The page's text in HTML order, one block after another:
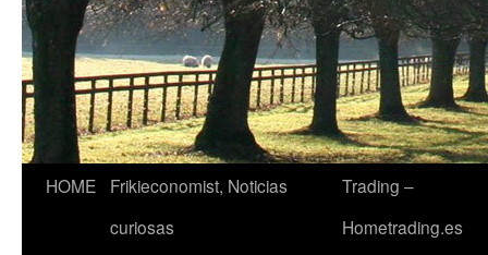
Saltar
HOME
Frikieconomist, Noticias
curiosas
Trading –
Hometrading.es